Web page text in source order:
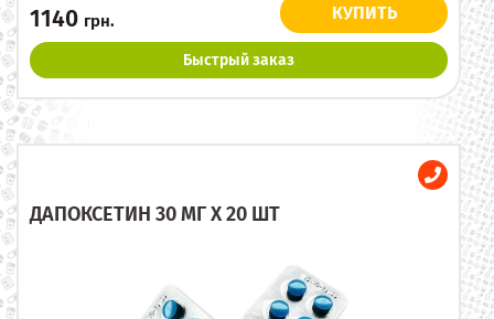
1140 грн. КУПИТЬ
Быстрый заказ
ДАПОКСЕТИН 30 МГ X 20 ШТ